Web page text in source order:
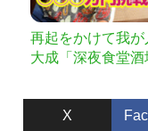
再起をかけて我
大成「深夜食堂
X